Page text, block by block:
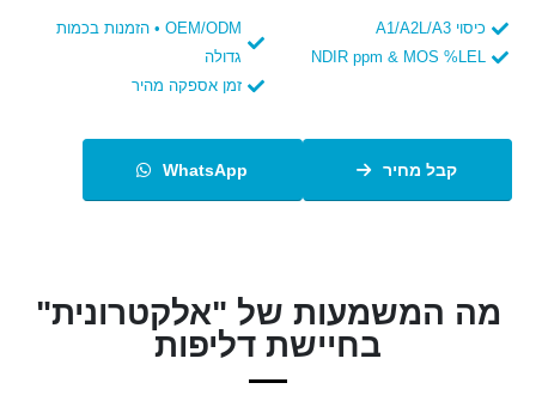
כיסוי A1/A2L/A3
NDIR ppm & MOS %LEL
OEM/ODM • הזמנות בכמות
גדולה
זמן אספקה ​​מהיר
קבל מחיר WhatsApp
מה המשמעות של "אלקטרונית"
בחיישת דליפות